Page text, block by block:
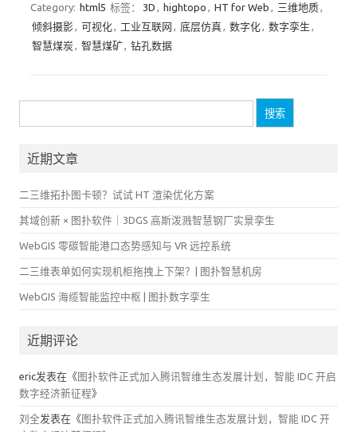
Category: html5 标签： 3D , hightopo , HT for Web , 三维地质,
倾斜摄影, 可视化, 工业互联网 , 底层仿真, 数字化, 数字孪生 ,
智慧煤炭, 智慧煤矿, 钻孔数据
索：
近期文章
二三维拓扑图卡顿？试试 HT 渲染优化方案
其域创新 × 图扑软件｜3DGS 高斯泼溅智慧钢厂实景孪生
WebGIS 零碳智能港口态势感知与 VR 远控系统
二三维表单如何实现机柜拖拽上下架？| 图扑智慧机房
WebGIS 海缆智能监控中枢 | 图扑数字孪生
近期评论
eric发表在《 图扑软件正式加入腾讯智维生态发展计划，智能 IDC 开启
数字经济新征程》
刘全发表在《 图扑软件正式加入腾讯智维生态发展计划，智能 IDC 开